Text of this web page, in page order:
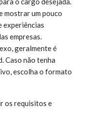
mostrar um pouco
experiências
empresas.
geralmente é
Caso não tenha
escolha o formato
os requisitos e